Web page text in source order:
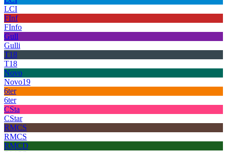
LCI
FInf
FInfo
Gull
Gulli
T18
T18
Novo
Novo19
6ter
6ter
CSta
CStar
RMCS
RMCS
RMCD